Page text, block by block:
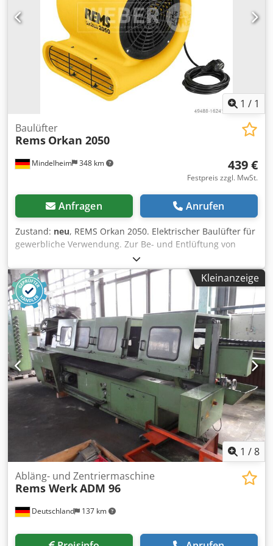
stabilen Kunststoffgehäuse. Im Karton. Dsdpfx Acjuyg
Utjcjkr Luftmenge: 1360 m³/h Leistung: 145 W
1 / 1
Mindelheim 348 km
Baulüfter
Rems Orkan 2050
439 €
Festpreis zzgl. MwSt.
Anfragen Anrufen
Zustand: neu, REMS Orkan 2050. Elektrischer Baulüfter für
gewerbliche Verwendung. Zur Be- und Entlüftung von
Räumen, Zwischenräumen, Schächten, Hohlräumen und
zur Belüftung und Windkühlung von Maschinen,
Festzelten, Veranstaltungshallen. Zur Unterstützung des
Luftaustausches in feuchten, muffigen Kellerräumen.
Speziell auch zur Beschleunigung der Trocknung von z.B.
Beton, Mauerwerk, Putz, Estrich. Kondensatormotor 230V,
50Hz, 145W, für Dauerbetrieb. Sehr leiser Lauf. Luftmenge
1740/2050m³/h. Im stabilen Kunststoffgehäuse. Im Karton.
Dksdpfstty Nnex Accjr Luftmenge: 2050 m³/g Motor: 230 V,
50 Hz, 145 W
Kleinanzeige
1 /8
Deutschland 137 km
Abläng- und Zentriermaschine
Rems WerkADM 96